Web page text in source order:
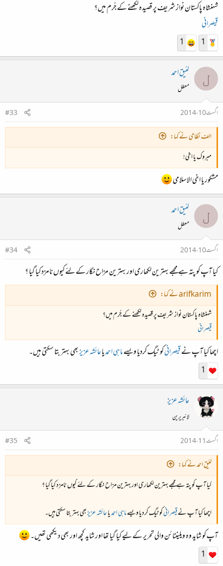
شہنشاہ پاکستان نواز شریف پر قصیدہ لکھنے کے جُرم میں؟
قیصرانی
1
1
ل لئیق احمد
معطل
اگست 10، 2014
#33
الف نظامی نے کہا:
مبروک یا اخی!
مشکور یا اخی الاسلامی
ل لئیق احمد
معطل
اگست 10، 2014
#34
کیا آپ کو پتہ ہے مجھے بہترین لکھاری اور بہترین مزاح نگار کے لئے کیوں نامزد کیا گیا ؟
arifkarim نے کہا:
شہنشاہ پاکستان نواز شریف پر قصیدہ لکھنے کے جُرم میں؟
قیصرانی
اچھا کیا آپ نےقیصرانیکو ٹیگ کردیا ویسےماہی احمدیاعائشہ عزیزبھی بہتر بتا سکتی ہیں۔
1
عائشہ عزیز
لائبریرین
اگست 11، 2014
#35
لئیق احمد نے کہا:
کیا آپ کو پتہ ہے مجھے بہترین لکھاری اور بہترین مزاح نگار کے لئے کیوں نامزد کیا گیا ؟
اچھا کیا آپ نےقیصرانیکو ٹیگ کردیا ویسےماہی احمدیاعائشہ عزیزبھی بہتر بتا سکتی ہیں۔
آپ کو شاید وہ ویلینٹائن والی تحریر کے لیے کیا گیا تھا اور شاید کچھ اور بھی دیکھی تھیں۔
1